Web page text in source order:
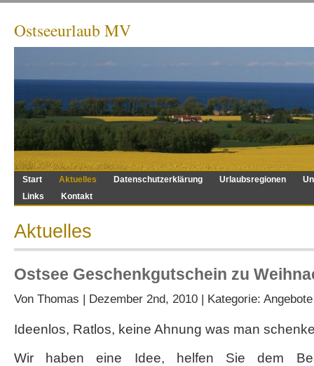
Ostseeurlaub MV
Start Aktuelles Datenschutzerklärung Urlaubsregionen
Links
Kontakt
Aktuelles
Ostsee Geschenkgutschein zu
Von Thomas | Dezember 2nd, 2010 | Kategorie: Angebote
Ideenlos, Ratlos, keine Ahnung was man
Wir haben eine Idee, helfen Sie dem